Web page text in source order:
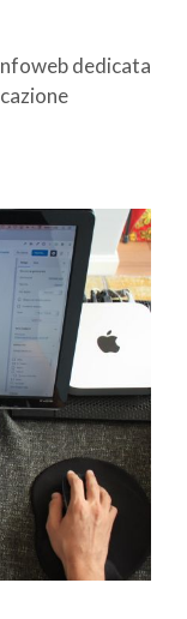
dedicata